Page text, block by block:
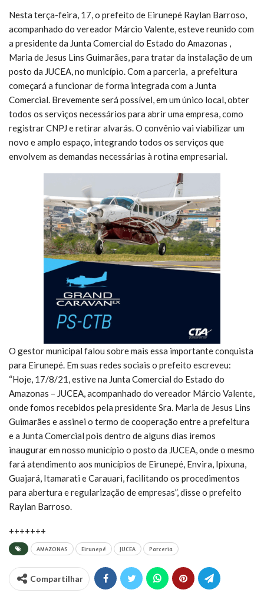
Nesta terça-feira, 17, o prefeito de Eirunepé Raylan Barroso,
acompanhado do vereador Márcio Valente, esteve reunido com
a presidente da Junta Comercial do Estado do Amazonas ,
Maria de Jesus Lins Guimarães, para tratar da instalação de um
posto da JUCEA, no município. Com a parceria, a prefeitura
começará a funcionar de forma integrada com a Junta
Comercial. Brevemente será possível, em um único local, obter
todos os serviços necessários para abrir uma empresa, como
registrar CNPJ e retirar alvarás. O convênio vai viabilizar um
novo e amplo espaço, integrando todos os serviços que
envolvem as demandas necessárias à rotina empresarial.
O gestor municipal falou sobre mais essa importante conquista
para Eirunepé. Em suas redes sociais o prefeito escreveu:
“Hoje, 17/8/21, estive na Junta Comercial do Estado do
Amazonas – JUCEA, acompanhado do vereador Márcio Valente,
onde fomos recebidos pela presidente Sra. Maria de Jesus Lins
Guimarães e assinei o termo de cooperação entre a prefeitura
e a Junta Comercial pois dentro de alguns dias iremos
inaugurar em nosso município o posto da JUCEA, onde o mesmo
fará atendimento aos municípios de Eirunepé, Envira, Ipixuna,
Guajará, Itamarati e Carauari, facilitando os procedimentos
para abertura e regularização de empresas”, disse o prefeito
Raylan Barroso.
+++++++
AMAZONAS Eirunepé JUCEA Parceria
Compartilhar